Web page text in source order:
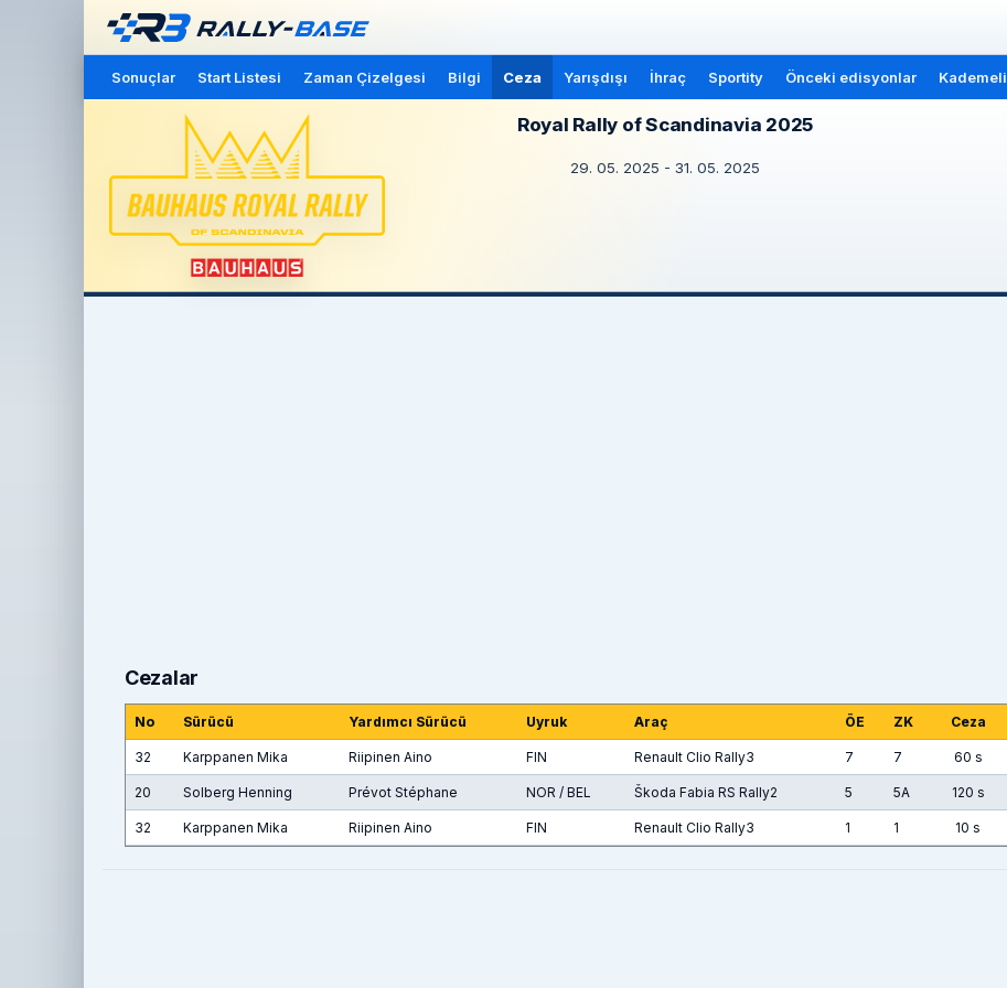
Sonuçlar Start Listesi Zaman Çizelgesi Bilgi Ceza Yarışdışı İhraç Sportity Önceki edisyonlar Kademeli
Royal Rally of Scandinavia 2025
29. 05. 2025 - 31. 05. 2025
Cezalar
No Sürücü Yardımcı Sürücü Uyruk Araç ÖE ZK Ceza
32 Karppanen Mika Riipinen Aino FIN Renault Clio Rally3 7 7 60 s
20 Solberg Henning Prévot Stéphane NOR / BEL Škoda Fabia RS Rally2 5 5A 120 s
32 Karppanen Mika Riipinen Aino FIN Renault Clio Rally3 1 1 10 s